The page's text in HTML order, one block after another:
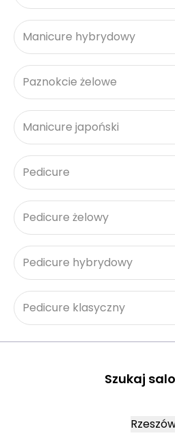
Manicure hybrydowy
Paznokcie żelowe
Manicure japoński
Pedicure
Pedicure żelowy
Pedicure hybrydowy
Pedicure klasyczny
Szukaj